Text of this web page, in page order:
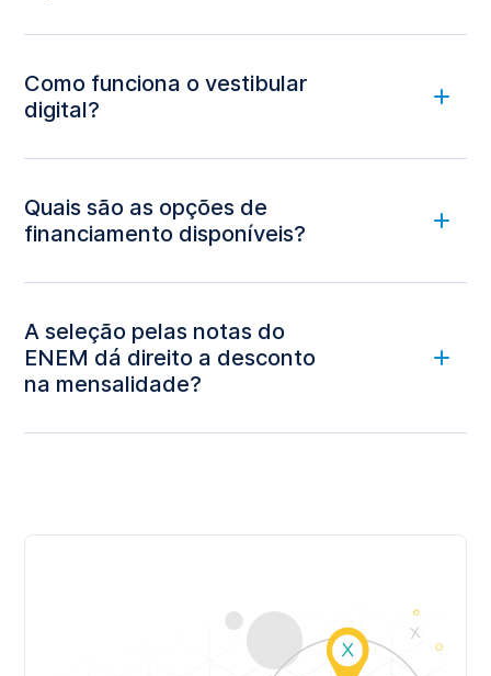
Como funciona o vestibular
digital?
clicar aqui.
Quais são as opções de
financiamento disponíveis?
A seleção pelas notas do
ENEM dá direito a desconto
na mensalidade?